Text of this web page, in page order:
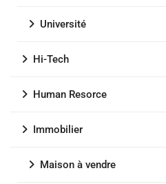
Université
Hi-Tech
Human Resorce
Immobilier
Maison à vendre